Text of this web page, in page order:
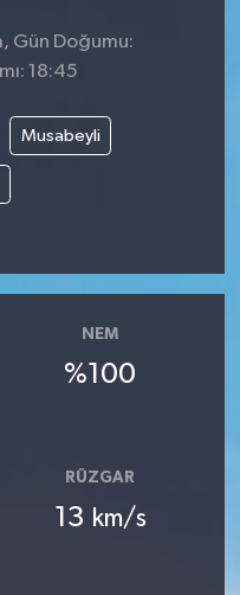
Gün Doğumu:
18:45
Musabeyli
NEM
%100
RÜZGAR
13 km/s